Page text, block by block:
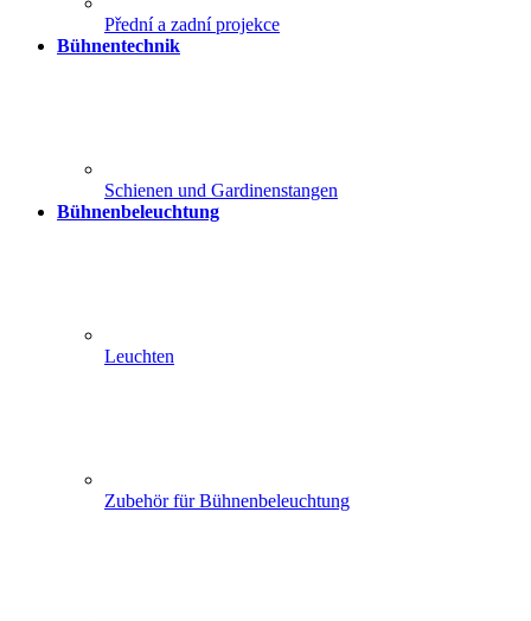
Přední a zadní projekce
Bühnentechnik
Schienen und Gardinenstangen
Bühnenbeleuchtung
Leuchten
Zubehör für Bühnenbeleuchtung